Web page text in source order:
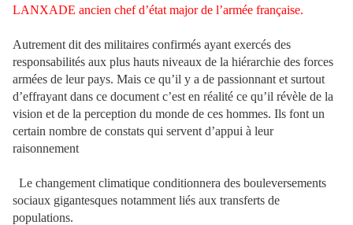
LANXADE ancien chef d’état major de l’armée française.
Autrement dit des militaires confirmés ayant exercés des
responsabilités aux plus hauts niveaux de la hiérarchie des forces
armées de leur pays. Mais ce qu’il y a de passionnant et surtout
d’effrayant dans ce document c’est en réalité ce qu’il révèle de la
vision et de la perception du monde de ces hommes. Ils font un
certain nombre de constats qui servent d’appui à leur
raisonnement
Le changement climatique conditionnera des bouleversements
sociaux gigantesques notamment liés aux transferts de
populations.